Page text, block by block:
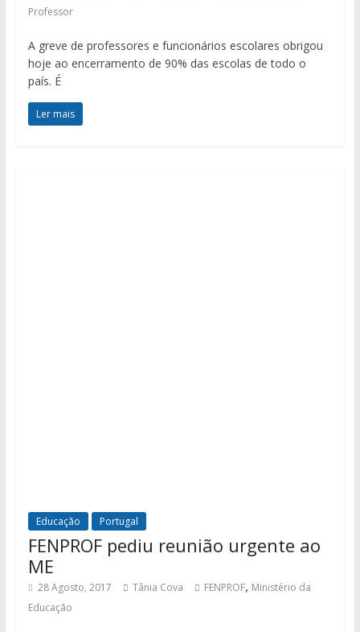
Professor
A greve de professores e funcionários escolares obrigou
hoje ao encerramento de 90% das escolas de todo o
país. É
Ler mais
Educação Portugal
FENPROF pediu reunião urgente ao
ME
28 Agosto, 2017 Tânia Cova FENPROF, Ministério da
Educação